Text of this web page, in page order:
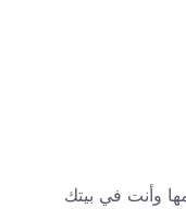
وأنت في بيتك